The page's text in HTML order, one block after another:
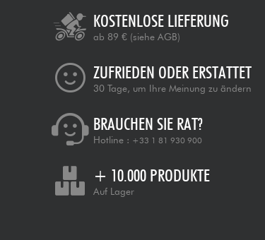
KOSTENLOSE LIEFERUNG
ab 89 € (siehe AGB)
ZUFRIEDEN ODER ERSTATTET
30 Tage, um Ihre Meinung zu ändern
BRAUCHEN SIE RAT?
Hotline : +33 1 81 930 900
+ 10.000 PRODUKTE
Auf Lager